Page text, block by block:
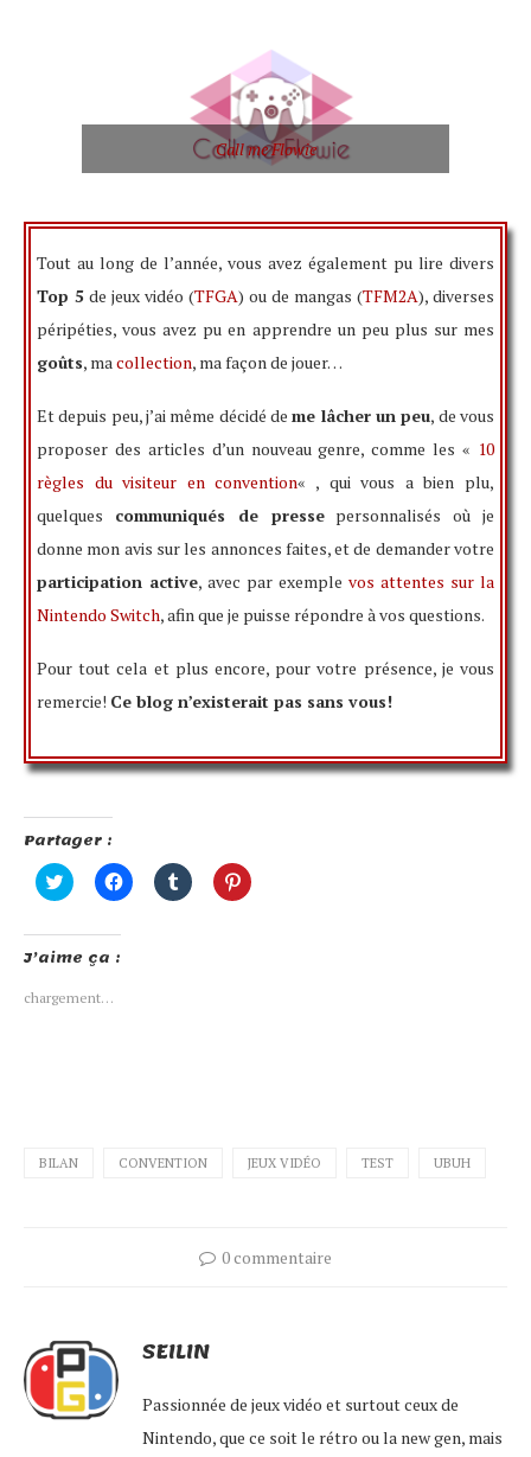
Call me Flowie
Tout au long de l’année, vous avez également pu lire divers
Top 5 de jeux vidéo (TFGA) ou de mangas (TFM2A), diverses
péripéties, vous avez pu en apprendre un peu plus sur mes
goûts, ma collection, ma façon de jouer…
Et depuis peu, j’ai même décidé deme lâcher un peu, de vous
proposer des articles d’un nouveau genre, comme les « 10
règles du visiteur en convention« , qui vous a bien plu,
quelques communiqués de pressepersonnalisés où je
donne mon avis sur les annonces faites, et de demander votre
participation active, avec par exemple vos attentes sur la
Nintendo Switch, afin que je puisse répondre à vos questions.
Pour tout cela et plus encore, pour votre présence, je vous
remercie! Ce blog n’existerait pas sans vous!
Partager :
Cliquez
pour
Twitter(ouvre
dans
une
fenêtre)
Cliquez
pour
Cliquez
pour
Cliquez
pour
J’aime ça :
chargement…
BILAN CONVENTION JEUX VIDÉO TEST UBUH
0 commentaire
SEILIN
Passionnée de jeux vidéo et surtout ceux de
Nintendo, que ce soit le rétro ou la new gen, mais